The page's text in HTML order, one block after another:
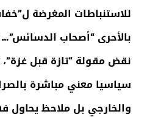
للاستنباطات المغرضة
بالأحرى “أصحاب
نقض مقولة “تازة قبل
سياسيا معني مباشرة
والخارجي بل ملاحظ يحاول